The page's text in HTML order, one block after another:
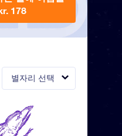
별자리 선택
178